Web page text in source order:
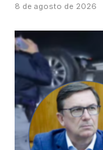
8 de agosto de 2026